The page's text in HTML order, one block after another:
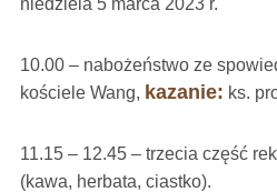
niedziela 5 marca 2023 r.
10.00 – nabożeństwo ze
kościele Wang, kazanie: ks.
11.15 – 12.45 – trzecia część
(kawa, herbata, ciastko).